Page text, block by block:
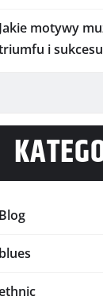
Jakie motywy
i
Blog
blues